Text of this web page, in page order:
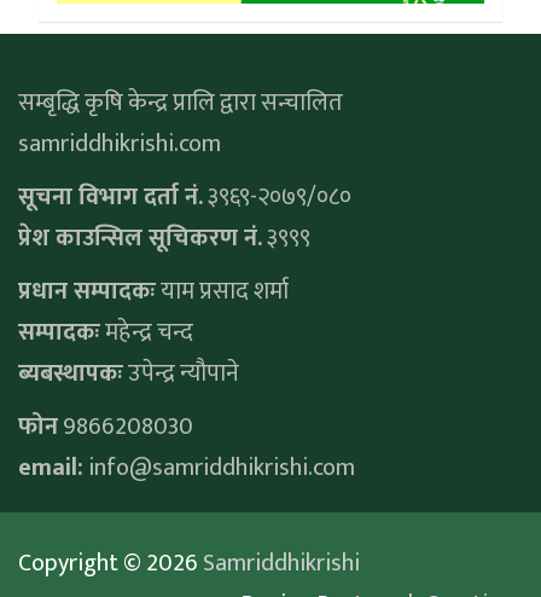
सम्बृद्धि कृषि केन्द्र प्रालि द्वारा सन्चालित
samriddhikrishi.com
सूचना विभाग दर्ता नं.३९६९-२०७९/०८०
प्रेश काउन्सिल सूचिकरण नं.३९९९
प्रधान सम्पादकःयाम प्रसाद शर्मा
सम्पादकःमहेन्द्र चन्द
ब्यबस्थापकःउपेन्द्र न्यौपाने
फोन9866208030
email: info@samriddhikrishi.com
Copyright © 2026Samriddhikrishi